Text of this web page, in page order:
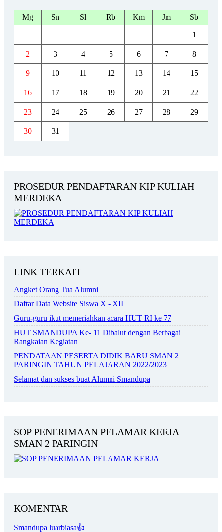
Mg Sn Sl Rb Km Jm Sb
1
2 3 4 5 6 7 8
9 10 11 12 13 14 15
16 17 18 19 20 21 22
23 24 25 26 27 28 29
30 31
PROSEDUR PENDAFTARAN KIP KULIAH
MERDEKA
LINK TERKAIT
Angket Orang Tua Alumni
Daftar Data Website Siswa X - XII
Guru-guru ikut memeriahkan acara HUT RI ke 77
HUT SMANDUPA Ke- 11 Dibalut dengan Berbagai
Rangkaian Kegiatan
PENDATAAN PESERTA DIDIK BARU SMAN 2
PARINGIN TAHUN PELAJARAN 2022/2023
Selamat dan sukses buat Alumni Smandupa
SOP PENERIMAAN PELAMAR KERJA
SMAN 2 PARINGIN
KOMENTAR
Smandupa luarbiasa👍